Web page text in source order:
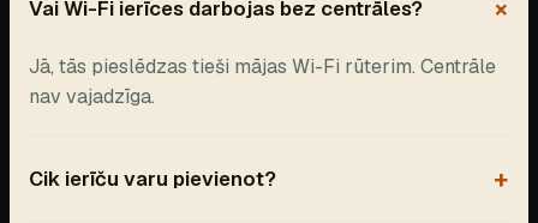
Vai Wi-Fi ierīces darbojas bez centrāles?
Jā, tās pieslēdzas tieši mājas Wi-Fi rūterim. Centrāle
nav vajadzīga.
Cik ierīču varu pievienot?